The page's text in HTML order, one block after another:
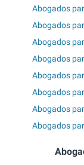
Abogados
Abogados
Abogados
Abogados
Abogados
Abogados
Abogados
Abogados